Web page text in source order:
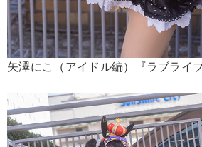
矢澤にこ（アイドル編）『ラブライ